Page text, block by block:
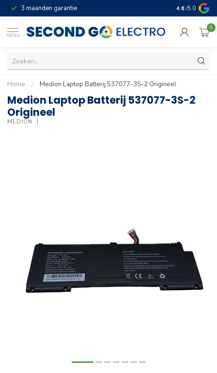
3 maanden garantie Geld terug
4.6 /5.0
MENU
0
Home / Medion Laptop Batterij 537077-3S-2 Origineel
Medion Laptop Batterij 537077-3S-2
Origineel
MEDION